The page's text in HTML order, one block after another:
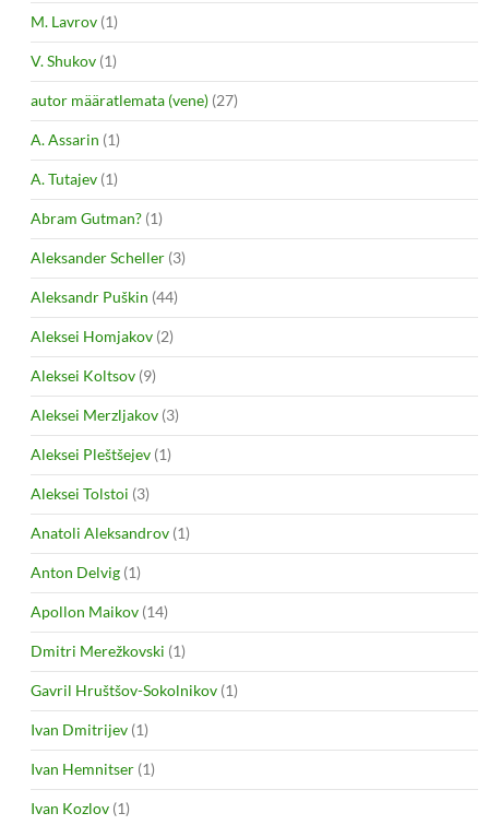
M. Lavrov (1)
V. Shukov (1)
autor määratlemata (vene) (27)
A. Assarin (1)
A. Tutajev (1)
Abram Gutman? (1)
Aleksander Scheller (3)
Aleksandr Puškin (44)
Aleksei Homjakov (2)
Aleksei Koltsov (9)
Aleksei Merzljakov (3)
Aleksei Pleštšejev (1)
Aleksei Tolstoi (3)
Anatoli Aleksandrov (1)
Anton Delvig (1)
Apollon Maikov (14)
Dmitri Merežkovski (1)
Gavril Hruštšov-Sokolnikov (1)
Ivan Dmitrijev (1)
Ivan Hemnitser (1)
Ivan Kozlov (1)